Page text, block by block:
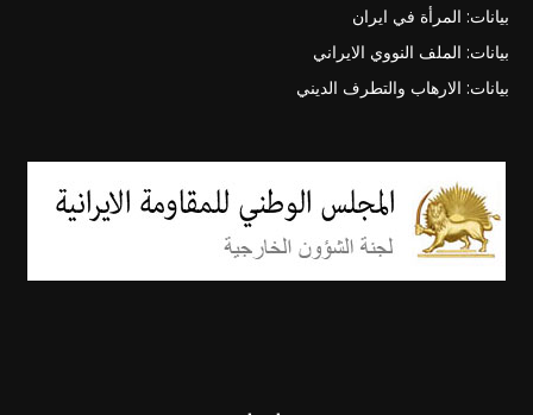
بيانات: المرأة في ايران
بيانات: الملف النووي الايراني
بيانات: الارهاب والتطرف الديني